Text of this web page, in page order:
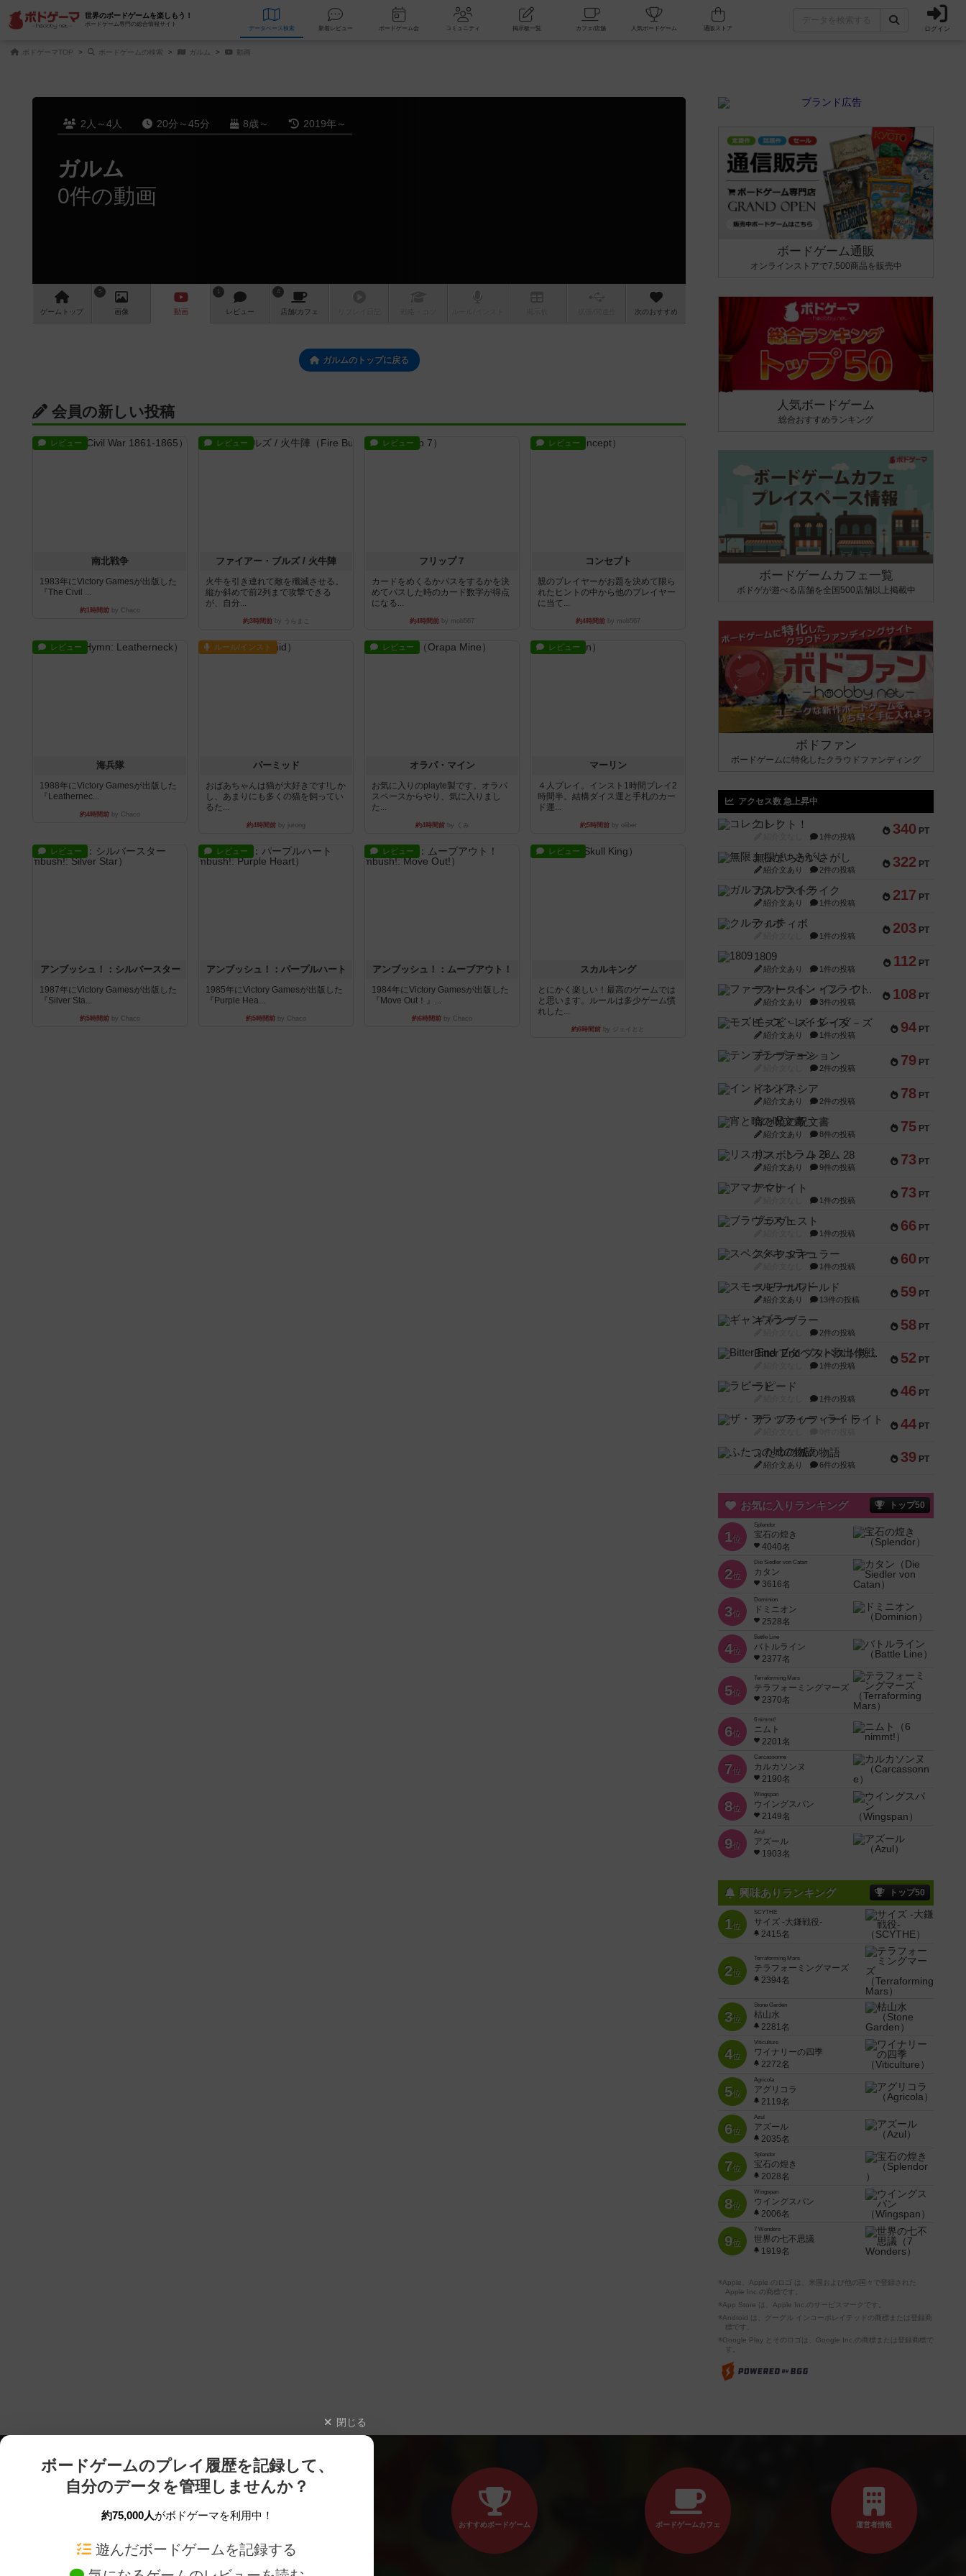
世界のボードゲームを楽しもう！
ボードゲーム専門の総合情報サイト
データベース 検索 新着レビュー ボードゲーム会 コミュニティ 掲示板一覧 カフェ/店舗 人気ボードゲーム ログイン
ボドゲーマTOP ボードゲームの検索 ガルム 動画
2人～4人 20分～45分 8歳～ 2019年～
ガルム
0件の動画
ゲーム トップ
5
画像 動画
1
レビュー
4
店舗/カフェ 次のおすすめ
ガルムのトップに戻る
会員の新しい投稿
レビュー
南北戦争
1983年にVictory Gamesが出版した
『The Civil ...
約1時間前 by Chaco
レビュー
ファイアー・ブルズ / 火牛陣
火牛を引き連れて敵を殲滅させる。
縦か斜めで前2列まで攻撃できる
が、自分...
約3時間前by うらまこ
レビュー
フリップ７
カードをめくるかパスをするかを決
めてパスした時のカード数字が得点
になる...
約4時間前 by mob567
レビュー
コンセプト
親のプレイヤーがお題を決めて限ら
れたヒントの中から他のプレイヤー
に当て...
約4時間前 by mob567
レビュー
海兵隊
1988年にVictory Gamesが出版した
『Leathernec...
約4時間前 by Chaco
ルール/インスト
パーミッド
おばあちゃんは猫が大好きです!しか
し、あまりにも多くの猫を飼ってい
るた...
約4時間前 by jurong
レビュー
オラパ・マイン
お気に入りのplayte製です。オラパ
スペースからやり、気に入りまし
た...
約4時間前by くみ
レビュー
マーリン
４人プレイ。インスト1時間プレイ2
時間半。結構ダイス運と手札のカー
ド運...
約5時間前by oliber
レビュー
アンブッシュ！：シルバースター
1987年にVictory Gamesが出版した
『Silver Sta...
約5時間前 by Chaco
レビュー
アンブッシュ！：パープルハート
1985年にVictory Gamesが出版した
『Purple Hea...
約5時間前 by Chaco
レビュー
アンブッシュ！：ムーブアウト！
1984年にVictory Gamesが出版した
『Move Out！』...
約6時間前 by Chaco
レビュー
スカルキング
とにかく楽しい！最高のゲームでは
と思います。ルールは多少ゲーム慣
れした...
約6時間前 by ジェイとと
ボードゲーム通販
オンラインストアで7,500商品を販売中
人気ボードゲーム
総合おすすめランキング
ボードゲームカフェ一覧
ボドゲが遊べる店舗を全国500店舗以上掲載中
ボドファン
ボードゲームに特化したクラウドファンディング
アクセス数 急上昇中
340 PT
コレクト！
1件の投稿
322 PT
無限まちがいさがし
紹介文あり 2件の投稿
217 PT
ガルフストライク
紹介文あり 1件の投稿
203 PT
クルティボ
1件の投稿
112 PT
1809
紹介文あり 1件の投稿
108 PT
ファースト・イン・フライト
紹介文あり 3件の投稿
94 PT
モズビ－ズ・レイダ－ズ
紹介文あり 1件の投稿
79 PT
テンプテーション
2件の投稿
78 PT
インドネシア
紹介文あり 2件の投稿
75 PT
宵と暁の呪文書
紹介文あり 8件の投稿
73 PT
リスボン・トラム 28
紹介文あり 9件の投稿
73 PT
アマナイト
1件の投稿
66 PT
ブラヴェスト
1件の投稿
60 PT
スペクタキュラー
1件の投稿
59 PT
スモールワールド
紹介文あり 13件の投稿
58 PT
ギャンブラー
2件の投稿
52 PT
Bitter End ブタペスト救出作戦
1件の投稿
46 PT
ラピード
1件の投稿
44 PT
ザ・フラッフィー・ライト
39 PT
ふたつの城の物語
紹介文あり 6件の投稿
お気に入りランキング トップ50
1位
Splendor
宝石の煌き
4040名
2位
Die Siedler von Catan
カタン
3616名
3位
Dominion
ドミニオン
2528名
4位
Battle Line
バトルライン
2377名
5位
Terraforming Mars
テラフォーミングマーズ
2370名
6位
6 nimmt!
ニムト
2201名
7位
Carcassonne
カルカソンヌ
2190名
8位
Wingspan
ウイングスパン
2149名
9位
Azul
アズール
1903名
興味ありランキング トップ50
1位
SCYTHE
サイズ -大鎌戦役-
2415名
2位
Terraforming Mars
テラフォーミングマーズ
2394名
3位
Stone Garden
枯山水
2281名
4位
Viticulture
ワイナリーの四季
2272名
5位
Agricola
アグリコラ
2119名
6位
Azul
アズール
2035名
7位
Splendor
宝石の煌き
2028名
8位
Wingspan
ウイングスパン
2006名
9位
7 Wonders
世界の七不思議
1919名
※Apple、Apple のロゴ は、米国および他の国々で登録された
Apple Inc.の商標です。
※App Store は、Apple Inc.のサービスマークです。
※Android は、グーグル インコーポレイテッドの商標または登録商
標です。
※Google Play とそのロゴは、Google Inc.の商標または登録商標で
す。
閉じる
ボードゲームのプレイ履歴を記録して、
自分のデータを管理しませんか？
約75,000人がボドゲーマを利用中！
遊んだボードゲームを記録する
おすすめボードゲーム ボードゲームカフェ 運営者情報